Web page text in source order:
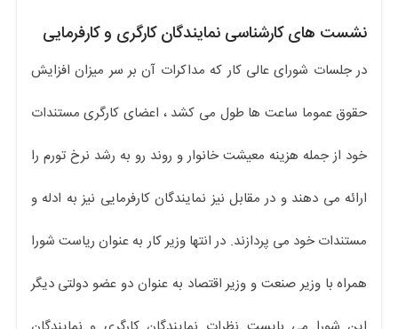
نشست های کارشناسی نمایندگان کارگری و کارفرمایی
در جلسات شورای عالی کار که مداکرات آن بر سر میزان افزایش
حقوق عموما ساعت ها طول می کشد ، اعضای کارگری مستندات
خود از جمله هزینه معیشت خانوار و روند رو به رشد نرخ تورم را
ارائه می دهند و در مقابل نیز نمایندگان کارفرمایی نیز به ادله و
مستندات خود می پردازند. در انتها وزیر کار به عنوان ریاست شورا
همراه با وزیر صنعت و وزیر اقتصاد به عنوان دو عضو دولتی دیگر